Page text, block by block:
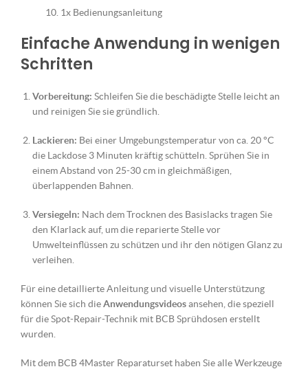
1x Bedienungsanleitung
Einfache Anwendung in wenigen
Schritten
Vorbereitung: Schleifen Sie die beschädigte Stelle leicht an
und reinigen Sie sie gründlich.
Lackieren: Bei einer Umgebungstemperatur von ca. 20 °C
die Lackdose 3 Minuten kräftig schütteln. Sprühen Sie in
einem Abstand von 25-30 cm in gleichmäßigen,
überlappenden Bahnen.
Versiegeln: Nach dem Trocknen des Basislacks tragen Sie
den Klarlack auf, um die reparierte Stelle vor
Umwelteinflüssen zu schützen und ihr den nötigen Glanz zu
verleihen.
Für eine detaillierte Anleitung und visuelle Unterstützung
können Sie sich dieAnwendungsvideosansehen, die speziell
für die Spot-Repair-Technik mit BCB Sprühdosen erstellt
wurden.
Mit dem BCB 4Master Reparaturset haben Sie alle Werkzeuge